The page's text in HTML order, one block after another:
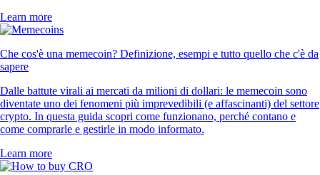
Learn more
Che cos'è una memecoin? Definizione, esempi e tutto quello che c'è da
sapere
Dalle battute virali ai mercati da milioni di dollari: le memecoin sono
diventate uno dei fenomeni più imprevedibili (e affascinanti) del settore
crypto. In questa guida scopri come funzionano, perché contano e
come comprarle e gestirle in modo informato.
Learn more